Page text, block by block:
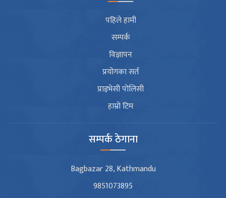
पहिले हामी
सम्पर्क
विज्ञापन
प्रयोगका सर्त
प्राइभेसी पोलिसी
हाम्रो टिम
सम्पर्क ठेगाना
Bagbazar 28, Kathmandu
9851073895